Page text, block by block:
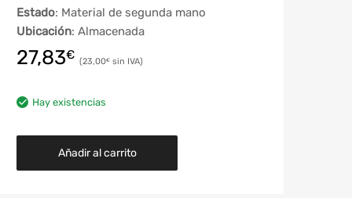
Estado: Material de segunda mano
Ubicación: Almacenada
27,83€ 23,00€
Hay existencias
Añadir al carrito